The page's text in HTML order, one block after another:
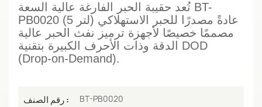
تُعد حقيبة الحبر الفارغة عالية السعة BT-
PB0020 (5 لتر) عادةً مصدرًا للحبر الاستهلاكي
مصممًا خصيصًا لأجهزة ترميز نفث الحبر عالية
الدقة وذات الأحرف الكبيرة بتقنية DOD
(Drop-on-Demand).
رقم الصنف : BT-PB0020